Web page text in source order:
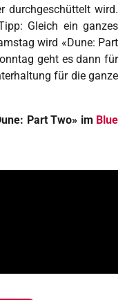
durchgeschüttelt wird.
Gleich ein ganzes
wird «Dune: Part
geht es dann für
für die ganze
Part Two» im Blue